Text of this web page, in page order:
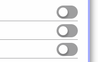
Slovensko